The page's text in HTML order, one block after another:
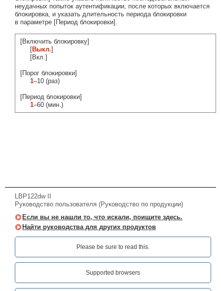
неудачных попыток аутентификации, после которых включается
блокировка, и указать длительность периода блокировки
в параметре [Период блокировки].
[Включить блокировку]
[Выкл.]
[Вкл.]
[Порог блокировки]
1–10 (раз)
[Период блокировки]
1–60 (мин.)
LBP122dw II
Руководство пользователя (Руководство по продукции)
Если вы не нашли то, что искали, поищите здесь.
Найти руководства для других продуктов
Please be sure to read this.‎
Supported browsers